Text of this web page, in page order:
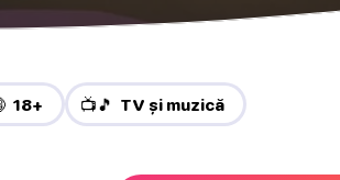
18+ 📺🎵 TV și muzică